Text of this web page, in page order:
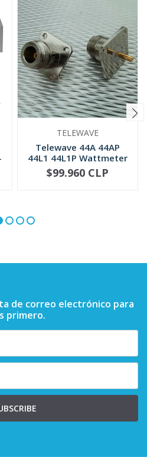
TELEWAVE
Telewave 44A 44AP
44L1 44L1P Wattmeter
QC Conne...
+
$99.960 CLP
de correo electrónico para
primero.